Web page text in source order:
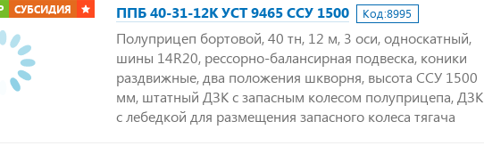
СУБСИДИЯ ППБ 40-31-12К УСТ 9465 ССУ 1500 Код:8995
Полуприцеп бортовой, 40 тн, 12 м, 3 оси, односкатный,
шины 14R20, рессорно-балансирная подвеска, коники
раздвижные, два положения шкворня, высота ССУ 1500
мм, штатный ДЗК с запасным колесом полуприцепа, ДЗК
с лебедкой для размещения запасного колеса тягача